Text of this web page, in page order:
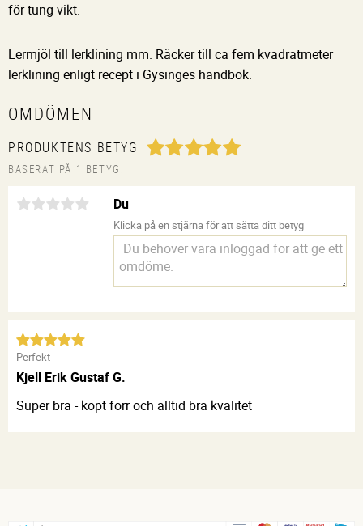
för tung vikt.
Lermjöl till lerklining mm. Räcker till ca fem kvadratmeter
lerklining enligt recept i Gysinges handbok.
OMDÖMEN
PRODUKTENS BETYG
BASERAT PÅ 1 BETYG.
Du
Klicka på en stjärna för att sätta ditt betyg
Perfekt
Kjell Erik Gustaf G.
Super bra - köpt förr och alltid bra kvalitet